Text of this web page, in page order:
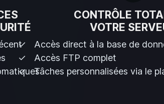
CONTRÔLE
VOTRE
Accès direct à la base de
Accès FTP complet
Tâches personnalisées via le